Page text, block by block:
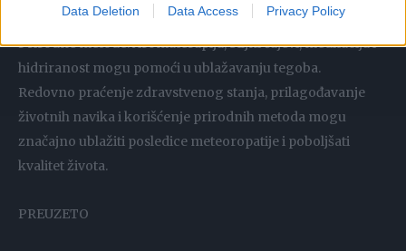
Data Deletion Data Access Privacy Policy
kalcijum i cink poboljšavaju imunitet i smanjuju stres.
Prirodne metode: Aromaterapija, biljni čajevi, meditacija i
hidriranost mogu pomoći u ublažavanju tegoba.
Redovno praćenje zdravstvenog stanja, prilagođavanje
životnih navika i korišćenje prirodnih metoda mogu
značajno ublažiti posledice meteoropatije i poboljšati
kvalitet života.
PREUZETO